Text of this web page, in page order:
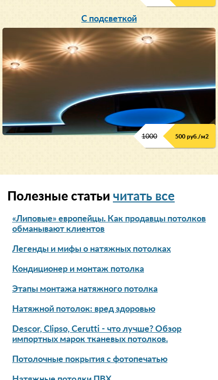
С подсветкой
1000 500 руб./м2
Полезные статьи читать все
«Липовые» европейцы. Как продавцы потолков
обманывают клиентов
Легенды и мифы о натяжных потолках
Кондиционер и монтаж потолка
Этапы монтажа натяжного потолка
Натяжной потолок: вред здоровью
Descor, Clipso, Cerutti - что лучше? Обзор
импортных марок тканевых потолков.
Потолочные покрытия с фотопечатью